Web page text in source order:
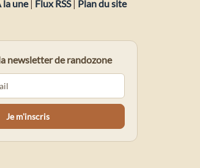
la une| Flux RSS| Plan du site
newsletter de randozone